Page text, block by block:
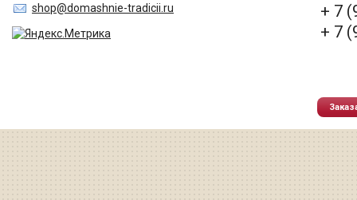
shop@domashnie-tradicii.ru
+ 7
+ 7